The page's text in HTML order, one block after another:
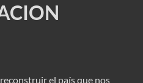
el país que nos